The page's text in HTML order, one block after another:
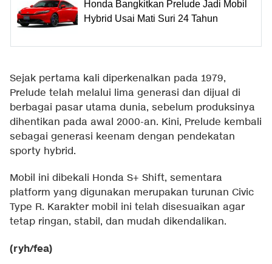
Honda Bangkitkan Prelude Jadi Mobil
Hybrid Usai Mati Suri 24 Tahun
Sejak pertama kali diperkenalkan pada 1979,
Prelude telah melalui lima generasi dan dijual di
berbagai pasar utama dunia, sebelum produksinya
dihentikan pada awal 2000-an. Kini, Prelude kembali
sebagai generasi keenam dengan pendekatan
sporty hybrid.
Mobil ini dibekali Honda S+ Shift, sementara
platform yang digunakan merupakan turunan Civic
Type R. Karakter mobil ini telah disesuaikan agar
tetap ringan, stabil, dan mudah dikendalikan.
(ryh/fea)